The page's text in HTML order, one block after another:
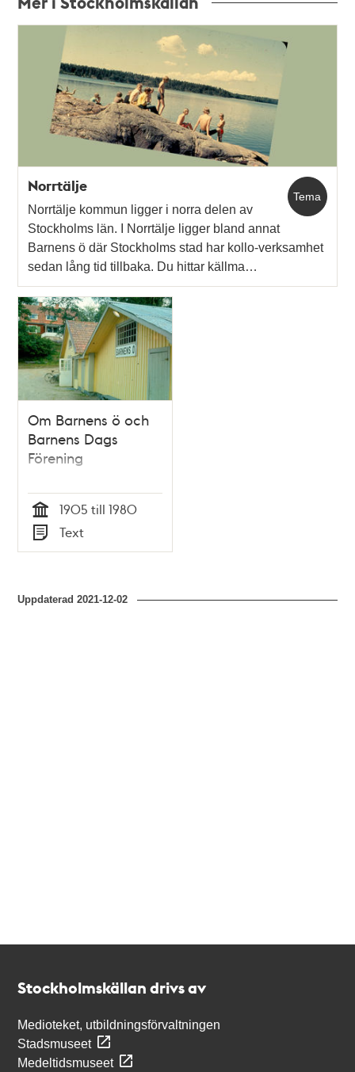
Tema
Norrtälje
Norrtälje kommun ligger i norra delen av
Stockholms län. I Norrtälje ligger bland annat
Barnens ö där Stockholms stad har kollo-verksamhet
sedan lång tid tillbaka. Du hittar källma…
Om Barnens ö och
Barnens Dags
Förening
Tid
1905 till 1980
Typ
Text
Uppdaterad2021-12-02
Stockholmskällan drivs av
Medioteket, utbildningsförvaltningen
Stadsmuseet
Medeltidsmuseet